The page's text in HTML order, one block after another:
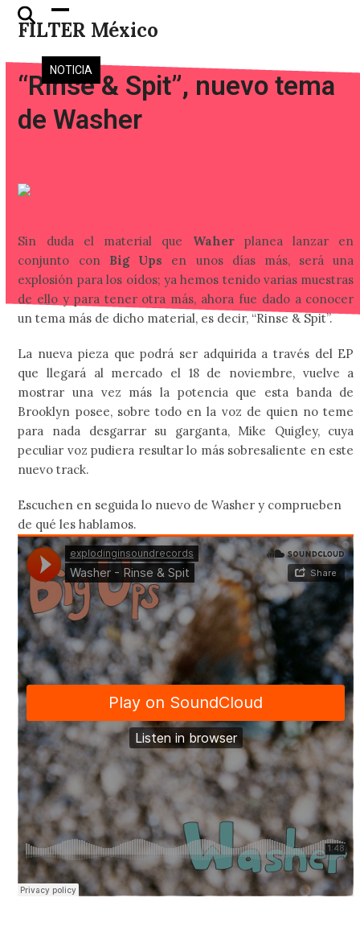
Skip
FILTER México
Open
mobile
menu
Close
mobile
menu
NOTICIA
“Rinse & Spit”, nuevo tema
de Washer
Sin duda el material que Waherplanea lanzar en
conjunto con Big Ups en unos días más, será una
explosión para los oídos; ya hemos tenido varias muestras
de ello y para tener otra más, ahora fue dado a conocer
un tema más de dicho material, es decir, “Rinse & Spit”.
La nueva pieza que podrá ser adquirida a través del EP
que llegará al mercado el 18 de noviembre, vuelve a
mostrar una vez más la potencia que esta banda de
Brooklyn posee, sobre todo en la voz de quien no teme
para nada desgarrar su garganta, Mike Quigley, cuya
peculiar voz pudiera resultar lo más sobresaliente en este
nuevo track.
Escuchen en seguida lo nuevo de Washer y comprueben
de qué les hablamos.